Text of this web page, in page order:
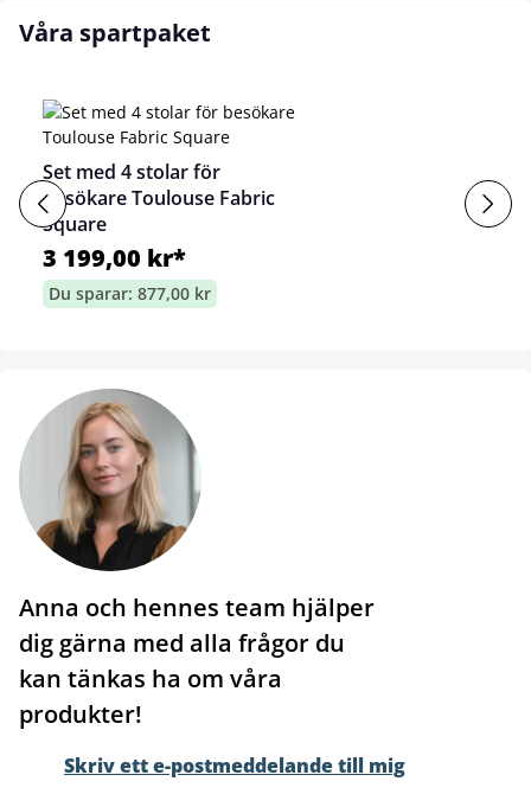
Våra spartpaket
Set med 4 stolar för
besökare Toulouse Fabric
Square
3 199,00 kr*
Du sparar: 877,00 kr
Anna och hennes team hjälper
dig gärna med alla frågor du
kan tänkas ha om våra
produkter!
Skriv ett e-postmeddelande till mig